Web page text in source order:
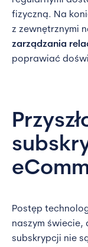
fizyczną. Na
z zewnętrznymi
zarządzania
poprawiać
Postęp
naszym świecie,
subskrypcji nie